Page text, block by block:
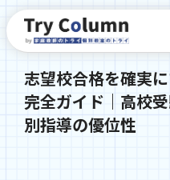
志望校合格を確実
完全ガイド｜高校
別指導の優位性